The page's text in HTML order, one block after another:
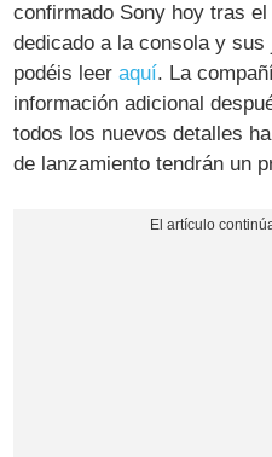
confirmado Sony hoy tras
dedicado a la consola y
podéis leeraquí. La
información adicional
todos los nuevos detalles
de lanzamiento tendrán un